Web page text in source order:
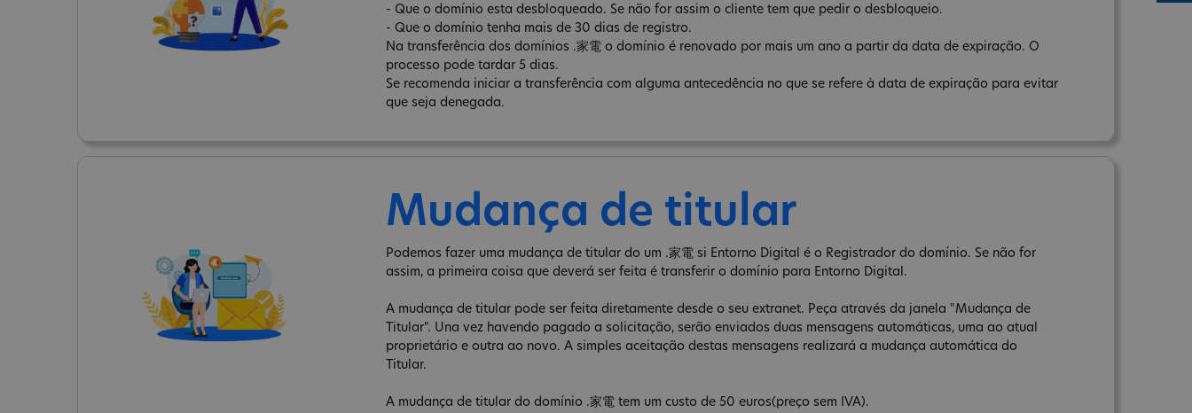
- Que o domínio esta desbloqueado. Se não for assim o cliente tem que pedir o desbloqueio.
- Que o domínio tenha mais de 30 dias de registro.
Na transferência dos domínios .家電 o domínio é renovado por mais um ano a partir da data de expiração. O
processo pode tardar 5 dias.
Se recomenda iniciar a transferência com alguma antecedência no que se refere à data de expiração para evitar
que seja denegada.
Mudança de titular
Podemos fazer uma mudança de titular do um .家電 si Entorno Digital é o Registrador do domínio. Se não for
assim, a primeira coisa que deverá ser feita é transferir o domínio para Entorno Digital.
A mudança de titular pode ser feita diretamente desde o seu extranet. Peça através da janela "Mudança de
Titular". Una vez havendo pagado a solicitação, serão enviados duas mensagens automáticas, uma ao atual
proprietário e outra ao novo. A simples aceitação destas mensagens realizará a mudança automática do
Titular.
A mudança de titular do domínio .家電 tem um custo de 50 euros(preço sem IVA).